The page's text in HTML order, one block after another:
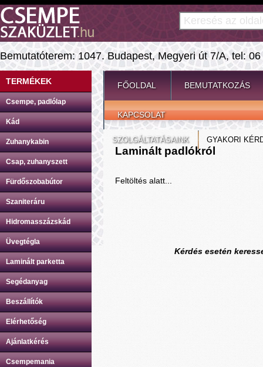
Bemutatóterem: 1047. Budapest, Megyeri út 7/A, tel:
FŐOLDAL BEMUTATKOZÁS
KAPCSOLAT
SZOLGÁLTATÁSAINK GYAKORI
TERMÉKEK
Csempe, padlólap
Kád
Zuhanykabin
Csap, zuhanyszett
Fürdőszobabútor
Szaniteráru
Hidromasszázskád
Üvegtégla
Laminált parketta
Segédanyag
Beszállítók
Elérhetőség
Ajánlatkérés
Csempemania
Laminált padlókról
Feltöltés alatt...
Kérdés esetén